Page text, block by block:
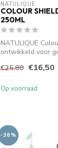
NATULIQUE
COLOUR
250ML
NATULIQUE
ontwikkeld voor
€25,80 €16,50
Op voorraad
-36%